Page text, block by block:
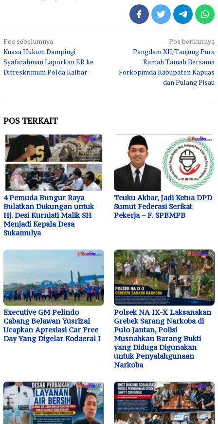
Navigasi
pos
Pos sebelumnya
Kuasa Hukum Dampingi
Syafarahman Laporkan ER ke
Ditreskrimum Polda Kalbar
Pos berikutnya
Pangdam XII/Tanjung Pura
Ramah Tamah Bersama
Forkopimda Kabupaten Kapuas
dan Pulang Pisau
POS TERKAIT
4 Pemuda Bungur Raya
Bulatkan Dukungan untuk
Hj. Desi Kurniati Malik SH
Menjadi Kepala Desa
Sukamulya
Teuku Akbar, Jadi Ketua DPD
Sumut Federasi Serikat
Pekerja – F. SPBMPB
Executive GM Pelindo
Cabang Belawan Yusrizal
Ucapkan Apresiasi Car Free
Day Yang Digelar Kodaeral I
Polsek NA IX-X Laksanakan
Grebek Sarang Narkoba di
Pulo Jantan, Polisi
Musnahkan Barang Bukti
yang Diduga Digunakan
untuk Penyalahgunaan
Narkoba